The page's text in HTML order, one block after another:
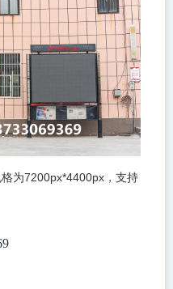
为7200px*4400px ，支持